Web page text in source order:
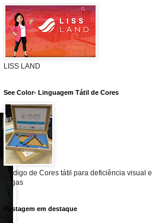
LISS LAND
See Color- Linguagem Tátil de Cores
Código de Cores tátil para deficiência visual e
cegas
Postagem em destaque